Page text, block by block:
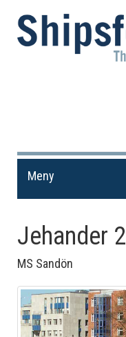
Meny
Jehander 2
MS Sandön